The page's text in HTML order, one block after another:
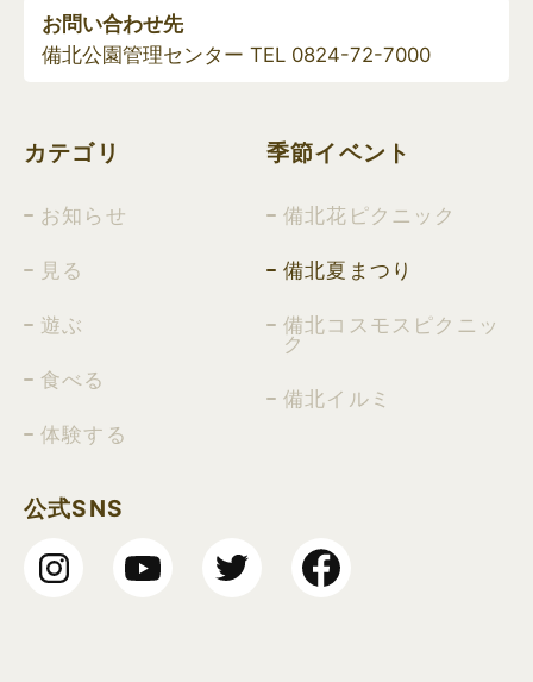
お問い合わせ先
備北公園管理センター TEL 0824-72-7000
カテゴリ
お知らせ
見る
遊ぶ
食べる
体験する
季節イベント
備北花ピクニック
備北夏まつり
備北コスモスピクニッ
ク
備北イルミ
公式SNS
gram
ube
er
Face
book